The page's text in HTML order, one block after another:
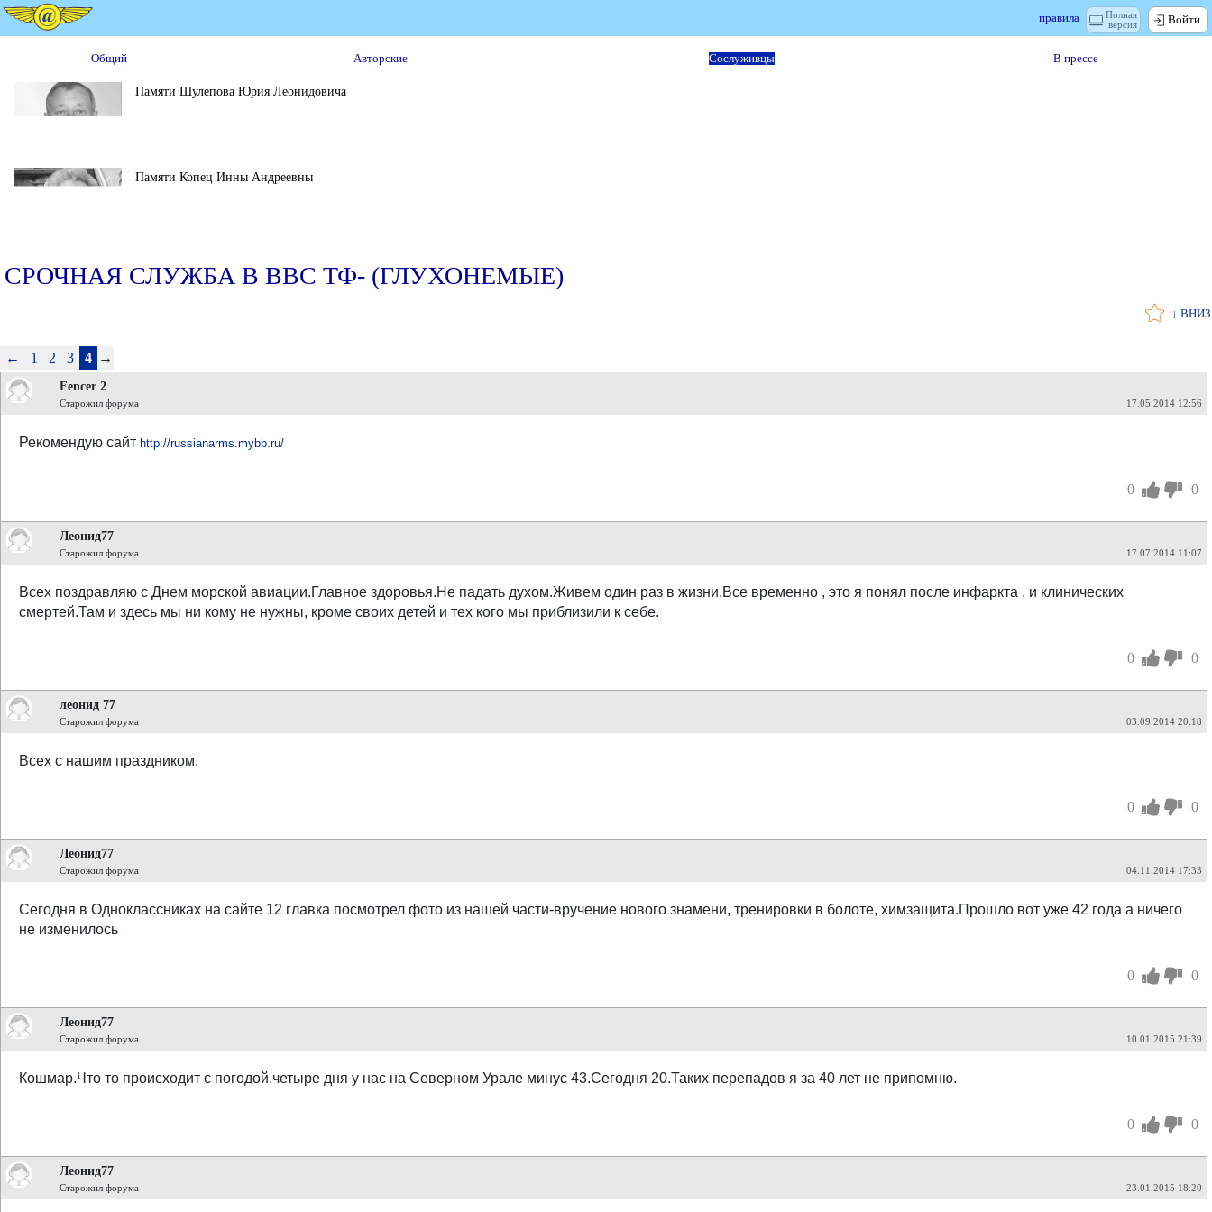
Полная
версия
правила Войти
Общий Авторские Сослуживцы В прессе
Памяти Шулепова Юрия Леонидовича
Памяти Копец Инны Андреевны
СРОЧНАЯ СЛУЖБА В ВВС ТФ- (ГЛУХОНЕМЫЕ)
↓ ВНИЗ
← 1 2 3 4 →
Fencer 2
Старожил форума 17.05.2014 12:56
Рекомендую сайт http://russianarms.mybb.ru/
0 0
Леонид77
Старожил форума 17.07.2014 11:07
Всех поздравляю с Днем морской авиации.Главное здоровья.Не падать духом.Живем один раз в жизни.Все временно , это я понял после инфаркта , и клинических
смертей.Там и здесь мы ни кому не нужны, кроме своих детей и тех кого мы приблизили к себе.
0 0
леонид 77
Старожил форума 03.09.2014 20:18
Всех с нашим праздником.
0 0
Леонид77
Старожил форума 04.11.2014 17:33
Сегодня в Одноклассниках на сайте 12 главка посмотрел фото из нашей части-вручение нового знамени, тренировки в болоте, химзащита.Прошло вот уже 42 года а ничего
не изменилось
0 0
Леонид77
Старожил форума 10.01.2015 21:39
Кошмар.Что то происходит с погодой.четыре дня у нас на Северном Урале минус 43.Сегодня 20.Таких перепадов я за 40 лет не припомню.
0 0
Леонид77
Старожил форума 23.01.2015 18:20